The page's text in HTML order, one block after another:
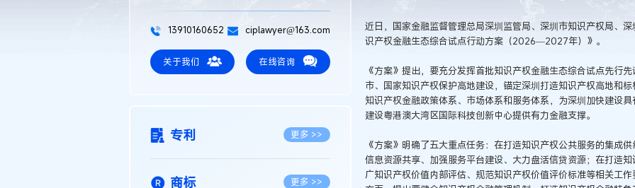
13910160652 ciplawyer@163.com
关于我们 在线咨询
专利 更多 >>
商标 更多 >>
近日，国家金融监督管理总局深圳监管局、深圳市知识产权局、
识产权金融生态综合试点行动方案（2026—2027年）》。
《方案》提出，要充分发挥首批知识产权金融生态综合试点先行
市、国家知识产权保护高地建设，锚定深圳打造知识产权高地和
知识产权金融政策体系、市场体系和服务体系，为深圳加快建设
建设粤港澳大湾区国际科技创新中心提供有力金融支撑。
《方案》明确了五大重点任务：在打造知识产权公共服务的集成
信息资源共享、加强服务平台建设、大力盘活信贷资源；在打造
广知识产权价值内部评估、规范知识产权价值评价标准等相关工